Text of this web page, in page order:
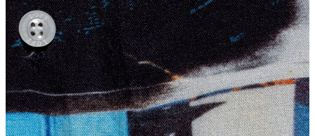
Atlet
Elbise
Eşofman Altı
Mont
Kazak
Yelek
Yağmurluk
Trenchcoat
Kaban